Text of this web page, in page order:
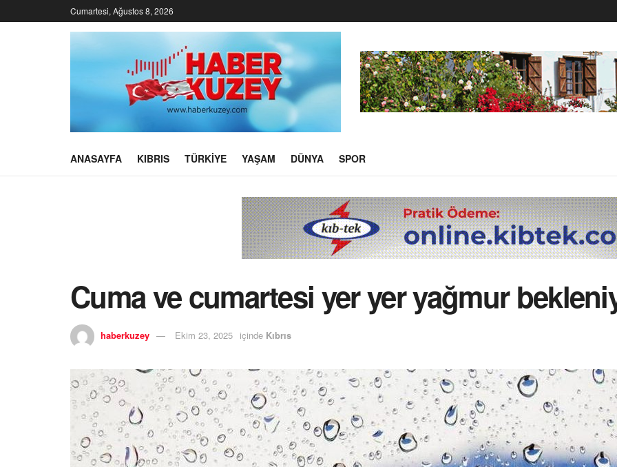
Cumartesi, Ağustos 8, 2026
ANASAYFA KIBRIS TÜRKIYE YAŞAM DÜNYA SPOR
Cuma ve cumartesi yer yer yağmur
haberkuzey Ekim 23, 2025 içinde Kıbrıs